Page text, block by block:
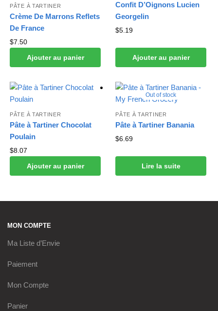
PÂTE À TARTINER
Crème De Marrons Reflets
De France
$7.50
Ajouter au panier
Confit D’Oignons Lucien
Georgelin
$5.19
Ajouter au panier
PÂTE À TARTINER
Pâte à Tartiner Chocolat
Poulain
$8.07
Ajouter au panier
Out of stock
PÂTE À TARTINER
Pâte à Tartiner Banania
$6.69
Lire la suite
MON COMPTE
Ma Liste d’Envie
Paiement
Mon Compte
Panier